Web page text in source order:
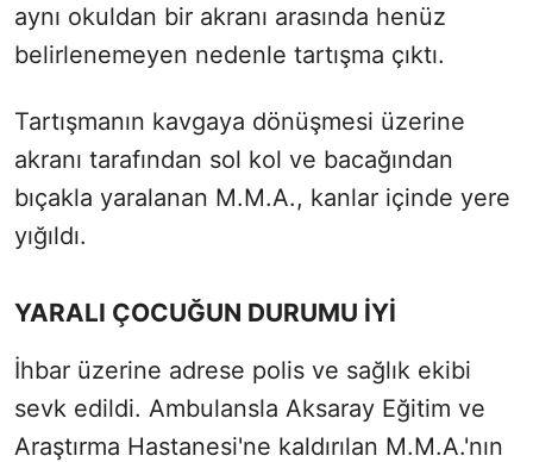
aynı okuldan bir akranı arasında henüz
belirlenemeyen nedenle tartışma çıktı.
Tartışmanın kavgaya dönüşmesi üzerine
akranı tarafından sol kol ve bacağından
bıçakla yaralanan M.M.A., kanlar içinde yere
yığıldı.
YARALI ÇOCUĞUN DURUMU İYİ
İhbar üzerine adrese polis ve sağlık ekibi
sevk edildi. Ambulansla Aksaray Eğitim ve
Araştırma Hastanesi'ne kaldırılan M.M.A.'nın